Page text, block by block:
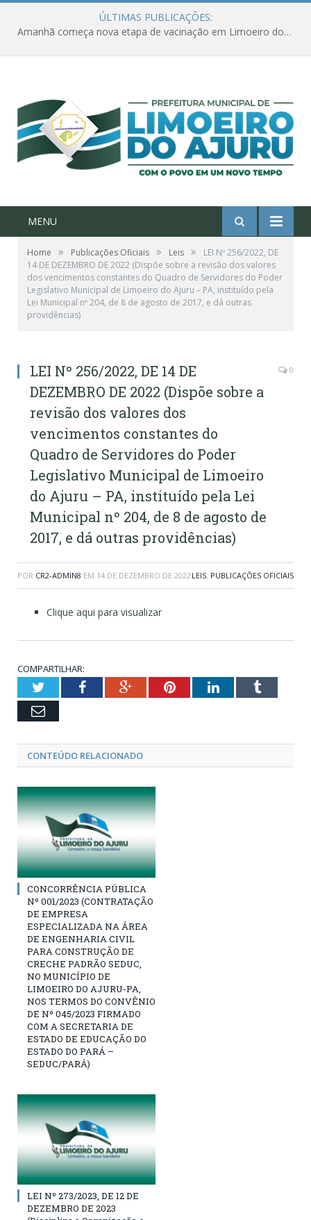
ÚLTIMAS PUBLICAÇÕES:
Amanhã começa nova etapa de vacinação em Limoeiro do Ajuru para idosos com 65 ou mais
MENU
Home » Publicações Oficiais » Leis »
LEI Nº 256/2022, DE
14 DE DEZEMBRO DE 2022 (Dispõe sobre a revisão dos valores
dos vencimentos constantes do Quadro de Servidores do Poder
Legislativo Municipal de Limoeiro do Ajuru – PA, instituído pela
Lei Municipal nº 204, de 8 de agosto de 2017, e dá outras
providências)
LEI Nº 256/2022, DE 14 DE
DEZEMBRO DE 2022 (Dispõe sobre a
revisão dos valores dos
vencimentos constantes do
Quadro de Servidores do Poder
Legislativo Municipal de Limoeiro
do Ajuru – PA, instituído pela Lei
Municipal nº 204, de 8 de agosto de
2017, e dá outras providências)
0
POR CR2-ADMIN8 EM 14 DE DEZEMBRO DE 2022 LEIS, PUBLICAÇÕES OFICIAIS
Clique aqui para visualizar
COMPARTILHAR:
TwitterFacebookGoogle+PinterestLinkedInTumblr
Email
CONTEÚDO RELACIONADO
CONCORRÊNCIA PÚBLICA
Nº 001/2023 (CONTRATAÇÃO
DE EMPRESA
ESPECIALIZADA NA ÁREA
DE ENGENHARIA CIVIL
PARA CONSTRUÇÃO DE
CRECHE PADRÃO SEDUC,
NO MUNICÍPIO DE
LIMOEIRO DO AJURU-PA,
NOS TERMOS DO CONVÊNIO
DE Nº 045/2023 FIRMADO
COM A SECRETARIA DE
ESTADO DE EDUCAÇÃO DO
ESTADO DO PARÁ –
SEDUC/PARÁ)
LEI Nº 273/2023, DE 12 DE
DEZEMBRO DE 2023